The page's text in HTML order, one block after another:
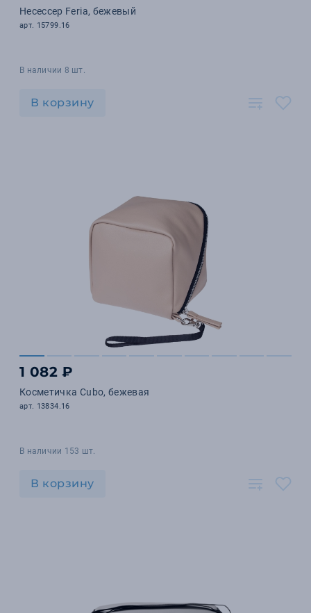
Несессер Feria, бежевый
арт. 15799.16
В наличии 8 шт.
В корзину
1 082 ₽
Косметичка Cubo, бежевая
арт. 13834.16
В наличии 153 шт.
В корзину